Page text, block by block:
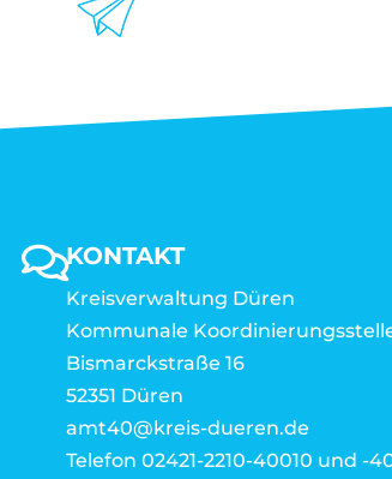
KONTAKT
Kreisverwaltung Düren
Kommunale
Bismarckstraße 16
52351 Düren
amt40@kreis-dueren.de
Telefon 02421-2210-40010 und -